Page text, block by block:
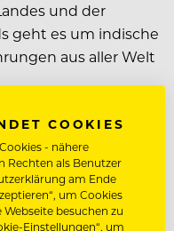
und der
geht es um indische
aus aller Welt
COOKIES
- nähere
Rechten als Benutzer
am Ende
um Cookies
besuchen zu
Einstellungen“, um